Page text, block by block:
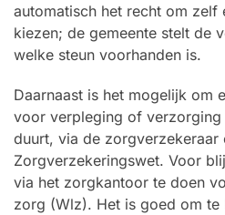
automatisch het recht om zelf
kiezen; de gemeente stelt de
welke steun voorhanden is.
Daarnaast is het mogelijk om
voor verpleging of verzorging
duurt, via de zorgverzekeraar
Zorgverzekeringswet. Voor
via het zorgkantoor te doen
zorg (Wlz). Het is goed om te